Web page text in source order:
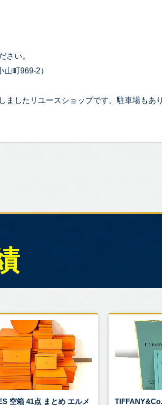
さい。
町969-2）
ましたリユースショップです。駐車場もあ
空箱 41点 まとめ エルメ